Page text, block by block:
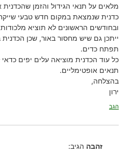
מלאים על תנאי הגידול והזמן שהכדנית
כדנית שנמצאת במקום חדש טבעי
ובחודשים הראשונים לא תוציא
ייתכן גם שיש מחסור באור, שכן
תפתח כדים.
כל עוד הכדנית מוציאה עלים יפים
תנאים אופטימליים.
בהצלחה,
ירון
הגב
זהבה הגיב: